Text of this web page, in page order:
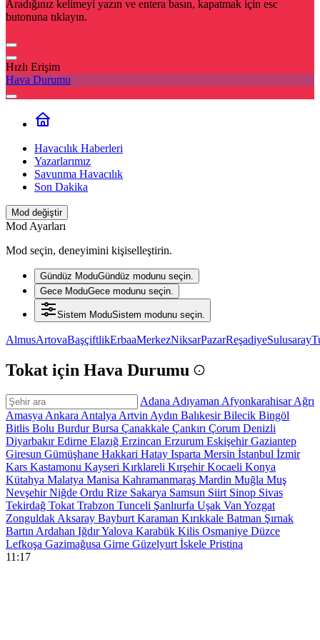
Aradığınız kelimeyi yazın ve entera basın, kapatmak için esc
butonuna tıklayın.
Hızlı Erişim
Hava Durumu
Havacılık Haberleri
Yazarlarımız
Savunma Havacılık
Son Dakika
Mod değiştir
Mod Ayarları
Mod seçin, deneyimini kişiselleştirin.
Gündüz ModuGündüz modunu seçin.
Gece ModuGece modunu seçin.
Sistem ModuSistem modunu seçin.
AlmusArtovaBaşçiftlikErbaaMerkezNiksarPazarReşadiyeSulusaray
Tokat için Hava Durumu
Adana Adıyaman AfyonkarahisarAğrı
Amasya Ankara Antalya Artvin Aydın BalıkesirBilecik Bingöl
Bitlis Bolu BurdurBursa Çanakkale Çankırı Çorum Denizli
DiyarbakırEdirne Elazığ Erzincan Erzurum EskişehirGaziantep
Giresun Gümüşhane Hakkari Hatay Isparta Mersin İstanbul İzmir
Kars Kastamonu Kayseri Kırklareli KırşehirKocaeli Konya
Kütahya Malatya Manisa Kahramanmaraş Mardin Muğla Muş
NevşehirNiğde Ordu Rize Sakarya Samsun Siirt Sinop Sivas
Tekirdağ Tokat Trabzon Tunceli Şanlıurfa Uşak Van Yozgat
Zonguldak Aksaray Bayburt Karaman Kırıkkale Batman Şırnak
Bartın Ardahan IğdırYalova Karabük Kilis Osmaniye Düzce
Lefkoşa Gazimağusa Girne Güzelyurt İskele Pristina
11:17